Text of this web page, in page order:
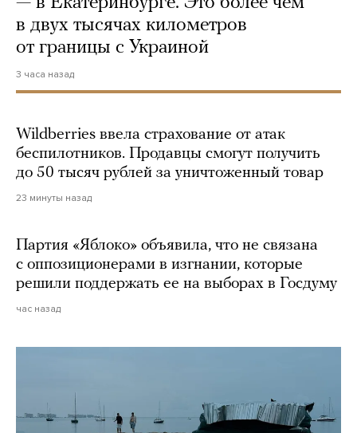
в двух тысячах километров
от границы с Украиной
3 часа назад
Wildberries ввела страхование от атак
беспилотников. Продавцы смогут получить
до 50 тысяч рублей за уничтоженный товар
23 минуты назад
Партия «Яблоко» объявила, что не связана
с оппозиционерами в изгнании, которые
решили поддержать ее на выборах в Госдуму
час назад